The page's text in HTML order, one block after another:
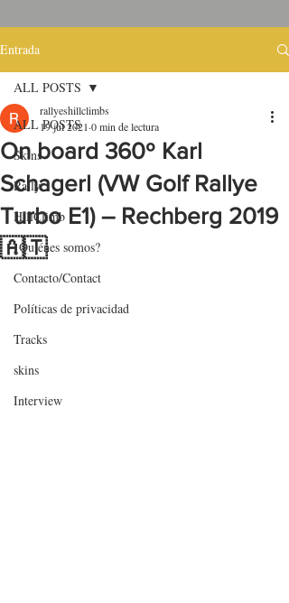
Entrada
ALL POSTS
Skins
Rally
HillClimb
¿Quiénes somos?
Contacto/Contact
Políticas de privacidad
Tracks
skins
Interview
ALL POSTS
On board 360º Karl
Schagerl (VW Golf Rallye
Turbo E1) – Rechberg 2019
🇦🇹
rallyeshillclimbs
19 jul 2021 0 min de lectura